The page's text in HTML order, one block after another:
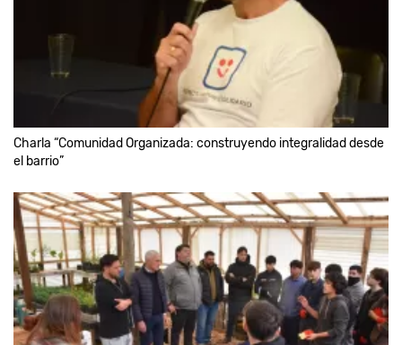
Charla “Comunidad Organizada: construyendo integralidad desde
el barrio”